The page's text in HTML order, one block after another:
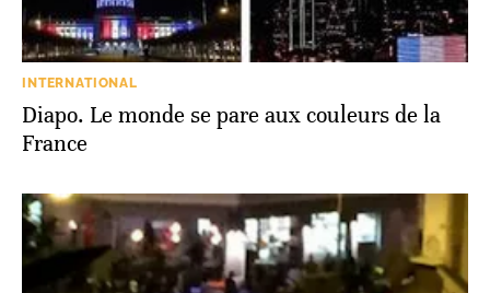
INTERNATIONAL
Diapo. Le monde se pare aux couleurs de la
France